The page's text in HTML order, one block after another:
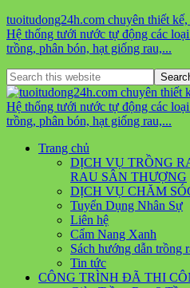
tuoitudong24h.com chuyên thiết
Hệ thống tưới nước tự động các
trồng, phân bón, hạt giống rau,...
Trang chủ
DỊCH VỤ TRỒNG
RAU SÂN THƯỢNG
DỊCH VỤ CHĂM
Tuyển Dụng Nhân Sự
Liên hệ
Cẩm Nang Xanh
Sách hướng dẫn trồng
Tin tức
CÔNG TRÌNH ĐÃ THI